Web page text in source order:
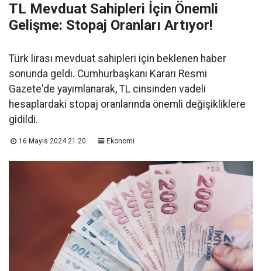
TL Mevduat Sahipleri İçin Önemli
Gelişme: Stopaj Oranları Artıyor!
Türk lirası mevduat sahipleri için beklenen haber
sonunda geldi. Cumhurbaşkanı Kararı Resmi
Gazete'de yayımlanarak, TL cinsinden vadeli
hesaplardaki stopaj oranlarında önemli değişikliklere
gidildi.
16 Mayıs 2024 21:20 Ekonomi